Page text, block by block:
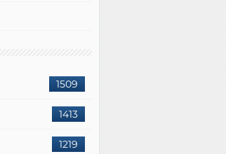
1509
1413
1219